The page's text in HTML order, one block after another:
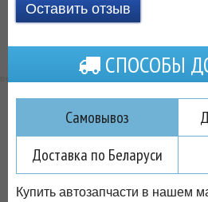
Оставить отзыв
СПОСОБЫ
Самовывоз
Доставка по Беларуси
Купить автозапчасти в нашем